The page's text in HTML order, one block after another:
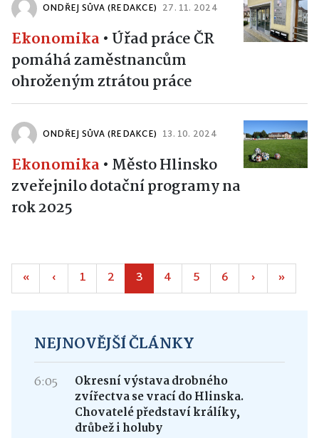
ONDŘEJ SŮVA (REDAKCE) 27. 11. 2024
Ekonomika• Úřad práce ČR
pomáhá zaměstnancům
ohroženým ztrátou práce
ONDŘEJ SŮVA (REDAKCE) 13. 10. 2024
Ekonomika• Město Hlinsko
zveřejnilo dotační programy na
rok 2025
« ‹ 1 2 3 4 5 6 › »
NEJNOVĚJŠÍ ČLÁNKY
6:05
Okresní výstava drobného
zvířectva se vrací do Hlinska.
Chovatelé představí králíky,
drůbež i holuby